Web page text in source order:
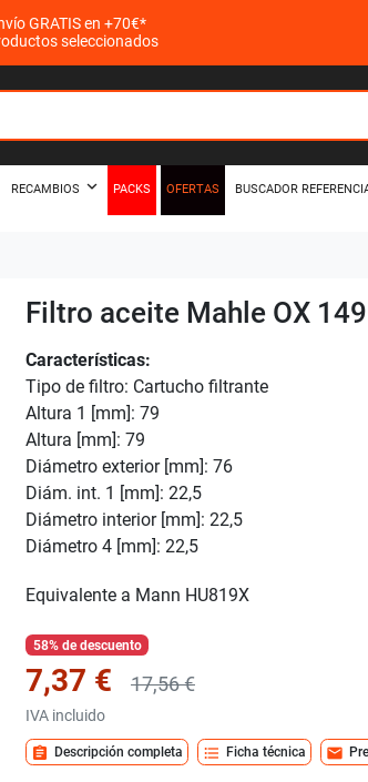
GRATIS en +70€*
seleccionados
RECAMBIOS PACKS OFERTAS BUSCADOR
Filtro aceite Mahle OX
Características:
Tipo de filtro: Cartucho filtrante
Altura 1 [mm]: 79
Altura [mm]: 79
Diámetro exterior [mm]: 76
Diám. int. 1 [mm]: 22,5
Diámetro interior [mm]: 22,5
Diámetro 4 [mm]: 22,5
Equivalente a Mann HU819X
58% de descuento
7,37 € 17,56 €
IVA incluido
assignment Descripción completa format_list_bulleted Ficha técnica mail